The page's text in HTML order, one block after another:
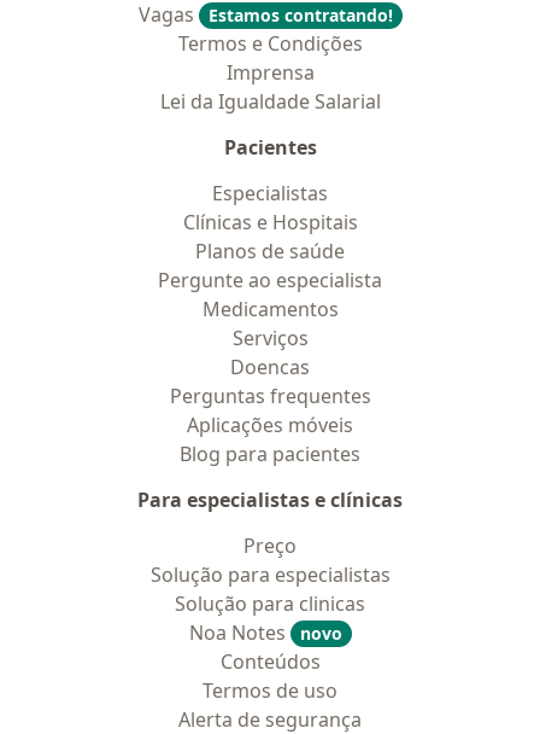
Vagas
Estamos contratando!
Termos e Condições
Imprensa
Lei da Igualdade Salarial
Pacientes
Especialistas
Clínicas e Hospitais
Planos de saúde
Pergunte ao especialista
Medicamentos
Serviços
Doencas
Perguntas frequentes
Aplicações móveis
Blog para pacientes
Para especialistas e clínicas
Preço
Solução para especialistas
Solução para clinicas
Noa Notes
novo
Conteúdos
Termos de uso
Alerta de segurança